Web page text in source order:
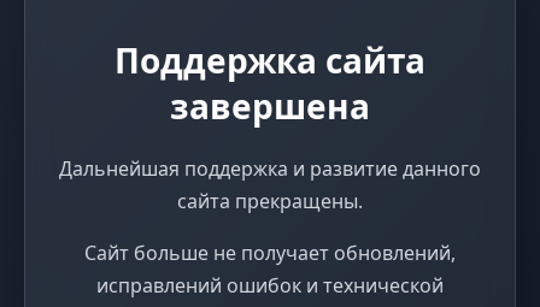
Поддержка сайта
завершена
Дальнейшая поддержка и развитие данного
сайта прекращены.
Сайт больше не получает обновлений,
исправлений ошибок и технической